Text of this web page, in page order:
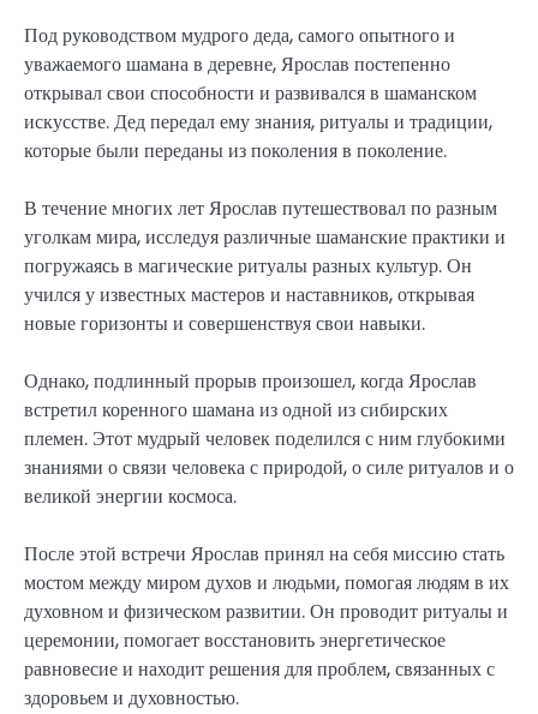
Под руководством мудрого деда, самого опытного и
уважаемого шамана в деревне, Ярослав постепенно
открывал свои способности и развивался в шаманском
искусстве. Дед передал ему знания, ритуалы и традиции,
которые были переданы из поколения в поколение.
В течение многих лет Ярослав путешествовал по разным
уголкам мира, исследуя различные шаманские практики и
погружаясь в магические ритуалы разных культур. Он
учился у известных мастеров и наставников, открывая
новые горизонты и совершенствуя свои навыки.
Однако, подлинный прорыв произошел, когда Ярослав
встретил коренного шамана из одной из сибирских
племен. Этот мудрый человек поделился с ним глубокими
знаниями о связи человека с природой, о силе ритуалов и о
великой энергии космоса.
После этой встречи Ярослав принял на себя миссию стать
мостом между миром духов и людьми, помогая людям в их
духовном и физическом развитии. Он проводит ритуалы и
церемонии, помогает восстановить энергетическое
равновесие и находит решения для проблем, связанных с
здоровьем и духовностью.